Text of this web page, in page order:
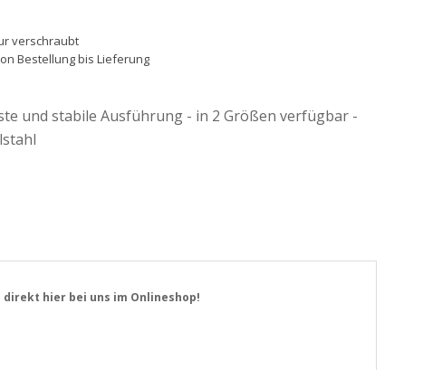
verschraubt
Bestellung bis Lieferung
und stabile Ausführung - in 2 Größen verfügbar -
hier bei uns im Onlineshop!